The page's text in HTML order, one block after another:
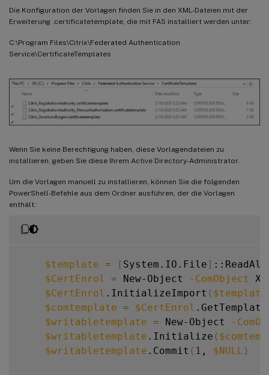
Die Konfiguration der Vorlagen finden Sie in den XML-Dateien mit der
Erweiterung .certificatetemplate, die mit FAS installiert werden unter:
C:\Program Files\Citrix\Federated Authentication
Service\CertificateTemplates
Wenn Sie keine Berechtigung haben, diese Vorlagendateien zu
installieren, geben Sie diese Ihrem Active Directory-Administrator.
Um die Vorlagen manuell zu installieren, können Sie die folgenden
PowerShell-Befehle aus dem Ordner ausführen, der die Vorlagen
enthält:
$template = [ System.IO.File ]
$CertEnrol
= New-Object -ComObject
$CertEnrol .InitializeImport ( $template
$comtemplate = $CertEnrol
$writabletemplate = New-Object
-
$writabletemplate .Initialize (
$writabletemplate .Commit ( 1 , $NULL )